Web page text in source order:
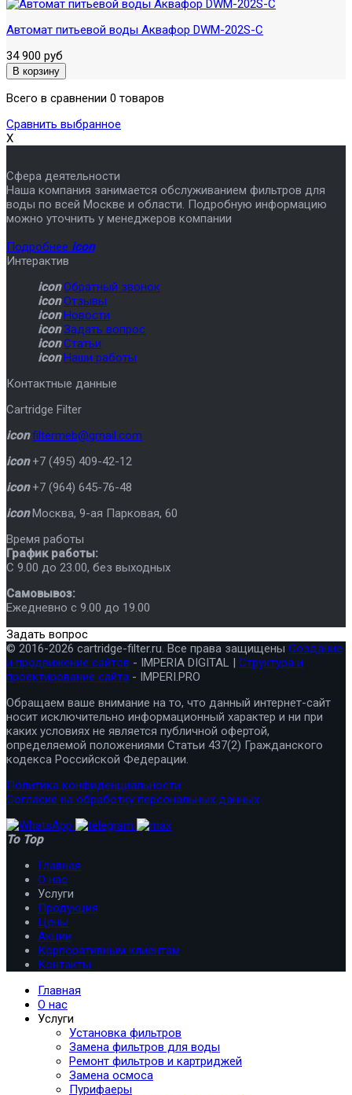
Автомат питьевой воды Аквафор DWM-202S-C
34 900 руб
Всего в сравнении 0 товаров
Сравнить выбранное
X
Сфера деятельности
Наша компания занимается обслуживанием фильтров для
воды по всей Москве и области. Подробную информацию
можно уточнить у менеджеров компании
Подробнее icon
Интерактив
icon Обратный звонок
icon Отзывы
icon Новости
icon Задать вопрос
icon Статьи
icon Наши работы
Контактные данные
Cartridge Filter
icon filtermeb@gmail.com
icon +7 (495) 409-42-12
icon +7 (964) 645-76-48
icon Москва, 9-ая Парковая, 60
Время работы
График работы:
C 9.00 до 23.00, без выходных
Самовывоз:
Ежедневно с 9.00 до 19.00
Задать вопрос
© 2016-2026 cartridge-filter.ru. Все права защищены Создание
и продвижение сайтов - IMPERIA DIGITAL | Структура и
проектирование сайта - IMPERI.PRO
Обращаем ваше внимание на то, что данный интернет-сайт
носит исключительно информационный характер и ни при
каких условиях не является публичной офертой,
определяемой положениями Статьи 437(2) Гражданского
кодекса Российской Федерации.
Политика конфиденциальности
Согласие на обработку персональных данных
To Top
Главная
О нас
Услуги
Продукция
Цены
Акции
Корпоративным клиентам
Контакты
Главная
О нас
Услуги
Установка фильтров
Замена фильтров для воды
Ремонт фильтров и картриджей
Замена осмоса
Пурифаеры